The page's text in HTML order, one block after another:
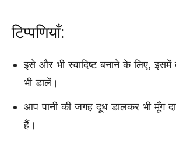
टिप्पणियाँ:
इसे और भी स्वादिष्ट बनाने के लिए,
भी डालें।
आप पानी की जगह दूध डालकर भी मूँग
हैं।